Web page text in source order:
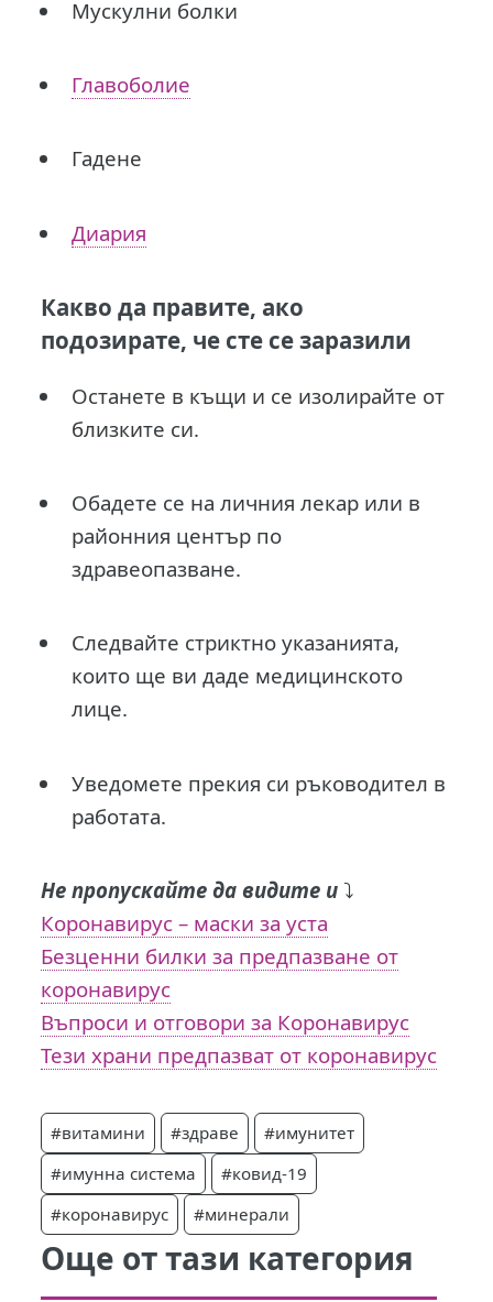
Мускулни болки
Главоболие
Гадене
Диария
Какво да правите, ако
подозирате, че сте се заразили
Останете в къщи и се изолирайте от
близките си.
Обадете се на личния лекар или в
районния център по
здравеопазване.
Следвайте стриктно указанията,
които ще ви даде медицинското
лице.
Уведомете прекия си ръководител в
работата.
Не пропускайте да видите и ⤵️
Коронавирус – маски за уста
Безценни билки за предпазване от
коронавирус
Въпроси и отговори за Коронавирус
Тези храни предпазват от коронавирус
#витамини #здраве
#имунитет
#имунна система
#ковид-19
#коронавирус
#минерали
Още от тази категория